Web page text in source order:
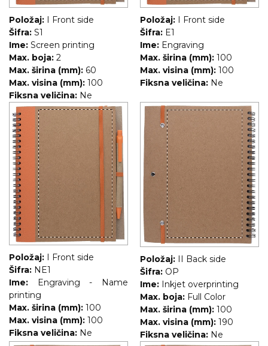
Položaj:
I Front side
Šifra: S1
Ime: Screen printing
Max. boja: 2
Max. širina (mm): 60
Max. visina (mm): 100
Fiksna veličina: Ne
Položaj:
I Front side
Šifra: E1
Ime: Engraving
Max. širina (mm): 100
Max. visina (mm): 100
Fiksna veličina: Ne
Položaj:
I Front side
Šifra: NE1
Ime:
Engraving - Name
printing
Max. širina (mm): 100
Max. visina (mm): 100
Fiksna veličina: Ne
Položaj: II Back side
Šifra: OP
Ime: Inkjet overprinting
Max. boja: Full Color
Max. širina (mm): 100
Max. visina (mm): 190
Fiksna veličina: Ne